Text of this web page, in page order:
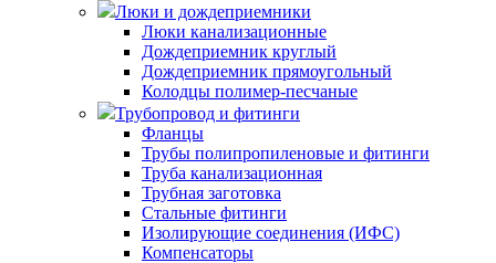
Люки и дождеприемники
Люки канализационные
Дождеприемник круглый
Дождеприемник прямоугольный
Колодцы полимер-песчаные
Трубопровод и фитинги
Фланцы
Трубы полипропиленовые и фитинги
Труба канализационная
Трубная заготовка
Стальные фитинги
Изолирующие соединения (ИФС)
Компенсаторы